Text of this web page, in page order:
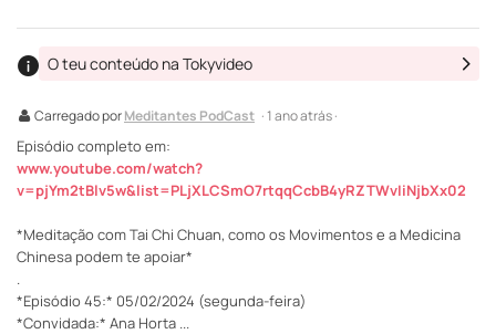
Carregado porMeditantes PodCast · 1 ano atrás ·
O teu conteúdo na Tokyvideo
Episódio completo em:
www.youtube.com/watch?
v=pjYm2tBlv5w&list=PLjXLCSmO7rtqqCcbB4yRZTWvIiNjbXx02
*Meditação com Tai Chi Chuan, como os Movimentos e a Medicina
Chinesa podem te apoiar*
.
*Episódio 45:* 05/02/2024 (segunda-feira)
*Convidada:* Ana Horta ...